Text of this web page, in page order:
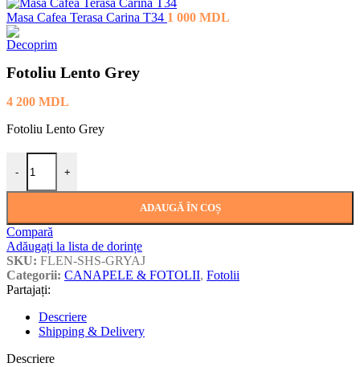
Masa Cafea Terasa Carina T34 1 000 MDL
Fotoliu Lento Grey
4 200 MDL
Fotoliu Lento Grey
-
Cantitate Fotoliu Lento Grey
+
ADAUGĂ ÎN COȘ
Compară
Adăugați la lista de dorințe
SKU: FLEN-SHS-GRYAJ
Categorii: CANAPELE & FOTOLII, Fotolii
Partajați:
Descriere
Shipping & Delivery
Descriere